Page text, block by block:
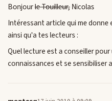
Bonjourle Touilleur,Nicolas
Intéressant article qui me
ainsi qu'a tes lecteurs :
Quel lecture est a conseiller
connaissances et se sensibiliser